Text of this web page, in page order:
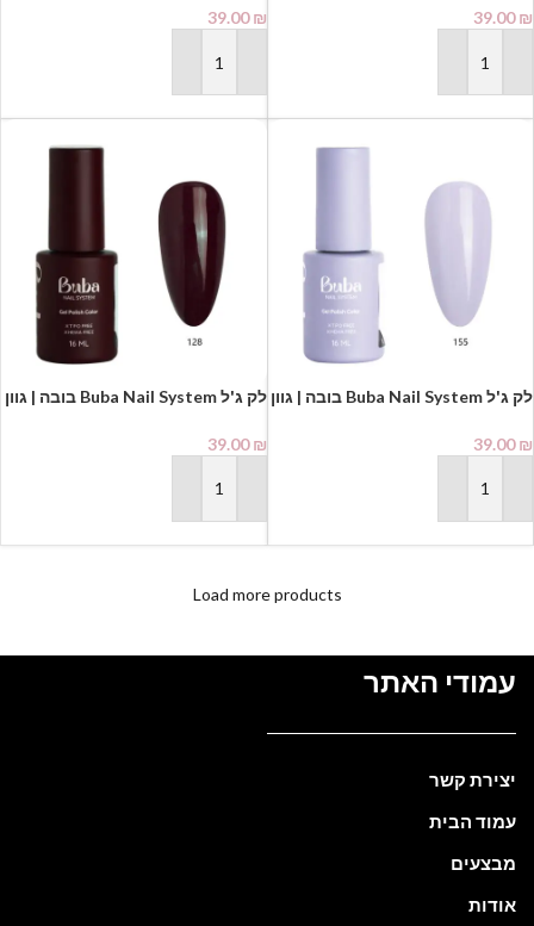
39.00₪
הוספה לסל
39.00₪
הוספה לסל
לק ג'ל Buba Nail System בובה | גוון
39.00₪
הוספה לסל
לק ג'ל Buba Nail System בובה | גוון
39.00₪
הוספה לסל
Load more products
עמודי האתר
יצירת קשר
עמוד הבית
מבצעים
אודות